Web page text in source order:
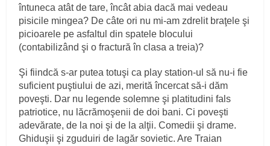
întuneca atât de tare, încât abia dacă mai vedeau
pisicile mingea? De câte ori nu mi-am zdrelit braţele şi
picioarele pe asfaltul din spatele blocului
(contabilizând şi o fractură în clasa a treia)?
Şi fiindcă s-ar putea totuşi ca play station-ul să nu-i fie
suficient puştiului de azi, merită încercat să-i dăm
poveşti. Dar nu legende solemne şi platitudini fals
patriotice, nu lăcrămoşenii de doi bani. Ci poveşti
adevărate, de la noi şi de la alţii. Comedii şi drame.
Ghiduşii şi zguduiri de lagăr sovietic. Are Traian